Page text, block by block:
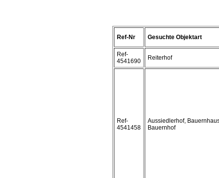
Ref-Nr Gesuchte Objektart
Ref-
4541690
Reiterhof
Ref-
4541458
Aussiedlerhof,
Bauernhof